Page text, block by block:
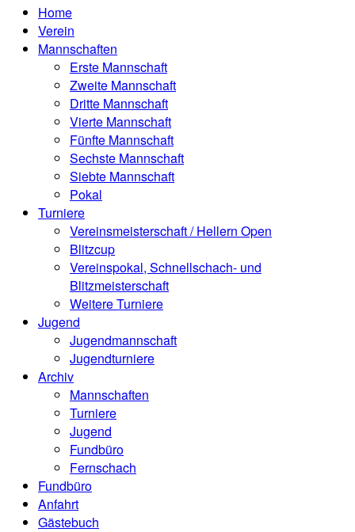
Home
Verein
Mannschaften
Erste Mannschaft
Zweite Mannschaft
Dritte Mannschaft
Vierte Mannschaft
Fünfte Mannschaft
Sechste Mannschaft
Siebte Mannschaft
Pokal
Turniere
Vereinsmeisterschaft / Hellern Open
Blitzcup
Vereinspokal, Schnellschach- und
Blitzmeisterschaft
Weitere Turniere
Jugend
Jugendmannschaft
Jugendturniere
Archiv
Mannschaften
Turniere
Jugend
Fundbüro
Fernschach
Fundbüro
Anfahrt
Gästebuch